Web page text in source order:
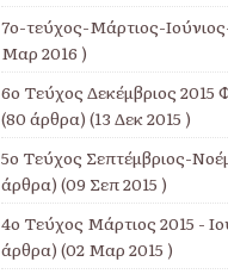
7ο-τεύχος-Μάρτιος-
Μαρ 2016 )
6ο Τεύχος Δεκέμβριος 2015
(80 άρθρα) (13 Δεκ 2015 )
5ο Τεύχος Σεπτέμβριος-
άρθρα) (09 Σεπ 2015 )
4ο Τεύχος Μάρτιος 2015 -
άρθρα) (02 Μαρ 2015 )